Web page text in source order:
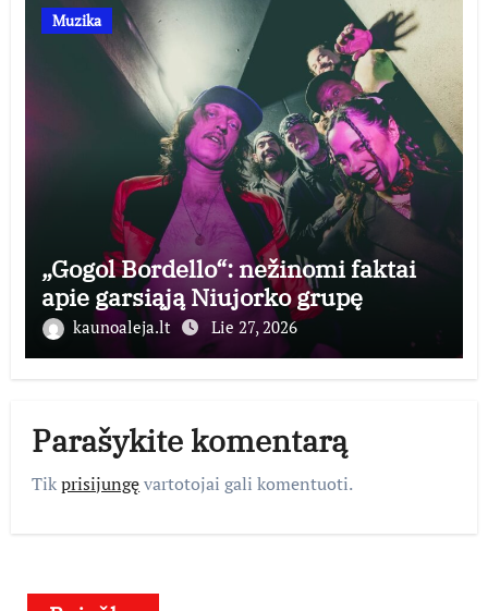
Muzika
„Gogol Bordello“: nežinomi faktai
apie garsiąją Niujorko grupę
kaunoaleja.lt Lie 27, 2026
Parašykite komentarą
Tikprisijungęvartotojai gali komentuoti.